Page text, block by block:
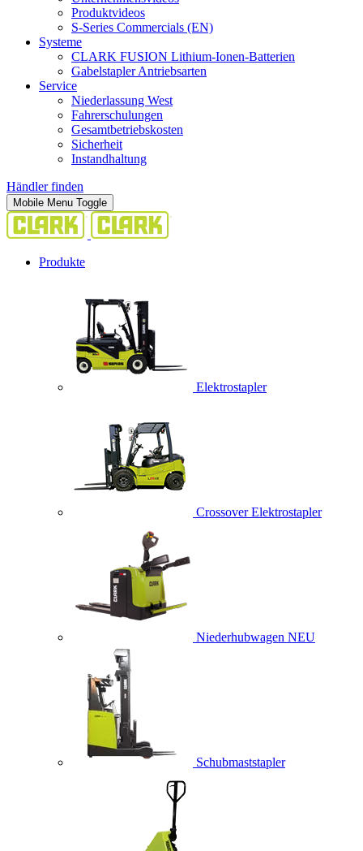
Produktvideos
S-Series Commercials (EN)
Systeme
CLARK FUSION Lithium-Ionen-Batterien
Gabelstapler Antriebsarten
Service
Niederlassung West
Fahrerschulungen
Gesamtbetriebskosten
Sicherheit
Instandhaltung
Händler finden
Mobile Menu Toggle
Produkte
Elektrostapler
Crossover Elektrostapler
Niederhubwagen NEU
Schubmaststapler